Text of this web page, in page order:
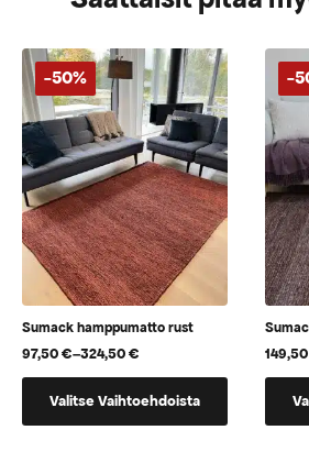
-50%
Sumack hamppumatto rust
97,50€–324,50€
Hintaluokka:
97,50 €
Valitse Vaihtoehdoista
tuotteella
-
149,50